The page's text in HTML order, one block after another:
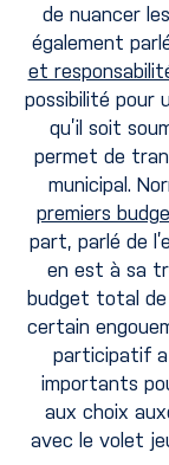
de nuancer
également
et
possibilité pour
qu’il soit
permet de
municipal.
premiers
part, parlé de
en est à sa
budget total de
certain
participatif a
importants
aux choix
avec le volet